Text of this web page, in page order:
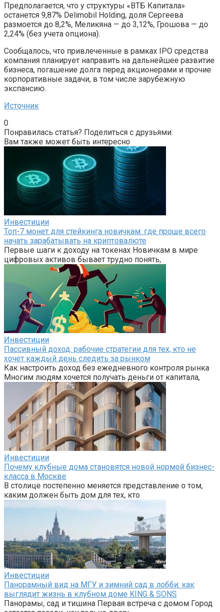
Предполагается, что у структуры «ВТБ Капитала»
останется 9,87% Delimobil Holding, доля Сергеева
размоется до 8,2%, Меликяна — до 3,12%, Грошова — до
2,24% (без учета опциона).
Сообщалось, что привлеченные в рамках IPO средства
компания планирует направить на дальнейшее развитие
бизнеса, погашение долга перед акционерами и прочие
корпоративные задачи, в том числе зарубежную
экспансию.
Источник
0
Понравилась статья? Поделиться с друзьями:
Вам также может быть интересно
Инвестиции
Топ-7 монет для стейкинга новичкам: где проще всего
начать зарабатывать на криптовалюте
Первые шаги к доходу на токенах Новичкам в мире
цифровых активов бывает трудно понять,
Инвестиции
Пассивный доход: рабочие стратегии для тех, кто не
хочет каждый день следить за рынком
Как настроить доход без ежедневного контроля рынка
Многим людям хочется получать деньги от капитала,
Инвестиции
Почему клубные дома становятся новой нормой бизнес-
класса в Москве
В столице постепенно меняется представление о том,
каким должен быть дом для тех, кто
Инвестиции
Панорамный вид на МГУ и зимний сад в лобби: как
выглядит жизнь в клубном доме KING & SONS
Панорамы, сад и тишина Первая встреча с домом Город